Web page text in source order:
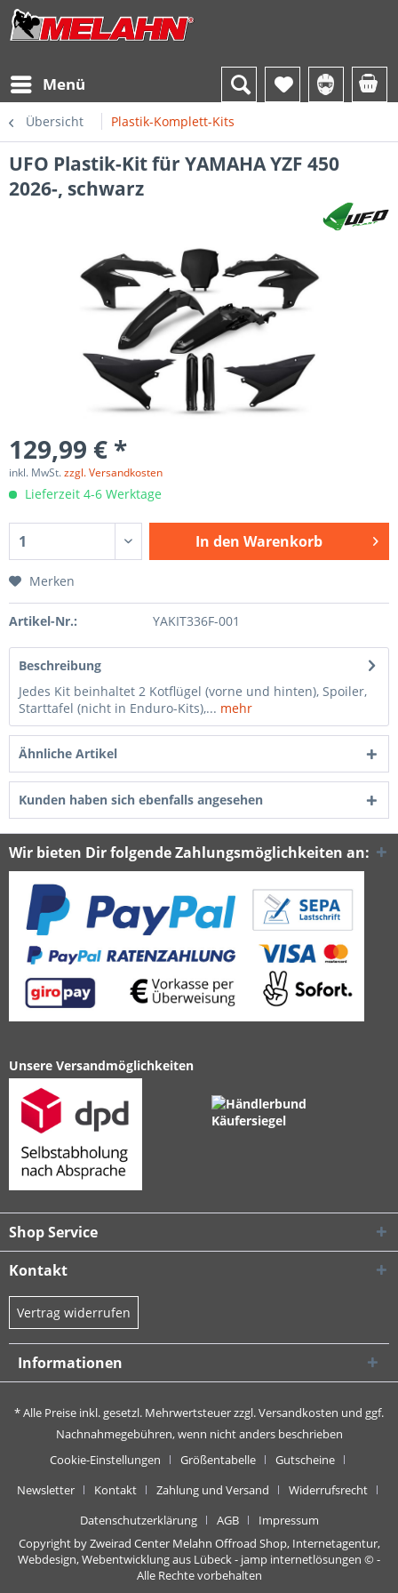
Menü
Übersicht Plastik-Komplett-Kits
UFO Plastik-Kit für YAMAHA YZF 450
2026-, schwarz
129,99 € *
inkl. MwSt.zzgl. Versandkosten
Lieferzeit 4-6 Werktage
In den Warenkorb
Merken
Artikel-Nr.: YAKIT336F-001
Beschreibung
Jedes Kit beinhaltet 2 Kotflügel (vorne und hinten), Spoiler,
Starttafel (nicht in Enduro-Kits),... mehr
Ähnliche Artikel
Kunden haben sich ebenfalls angesehen
Wir bieten Dir folgende Zahlungsmöglichkeiten an:
Unsere Versandmöglichkeiten
Shop Service
Kontakt
Vertrag widerrufen
Informationen
* Alle Preise inkl. gesetzl. Mehrwertsteuer zzgl.Versandkosten und ggf.
Nachnahmegebühren, wenn nicht anders beschrieben
Cookie-Einstellungen
Größentabelle
Gutscheine
Newsletter
Kontakt Zahlung und Versand
Widerrufsrecht
Datenschutzerklärung
AGB
Impressum
Copyright by Zweirad Center Melahn Offroad Shop, Internetagentur,
Webdesign, Webentwicklung aus Lübeck - jamp internetlösungen © -
Alle Rechte vorbehalten